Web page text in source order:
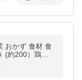
おかず 食材 食
(約200）鶏も